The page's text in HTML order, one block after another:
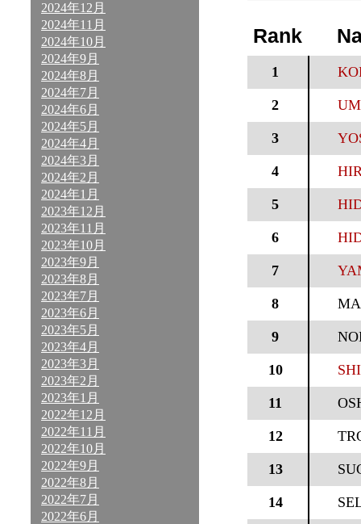
2024年12月
2024年11月
2024年10月
2024年9月
2024年8月
2024年7月
2024年6月
2024年5月
2024年4月
2024年3月
2024年2月
2024年1月
2023年12月
2023年11月
2023年10月
2023年9月
2023年8月
2023年7月
2023年6月
2023年5月
2023年4月
2023年3月
2023年2月
2023年1月
2022年12月
2022年11月
2022年10月
2022年9月
2022年8月
2022年7月
2022年6月
Rank
1
2
3
4
5
6
7
8
9
10
11
12
13
14